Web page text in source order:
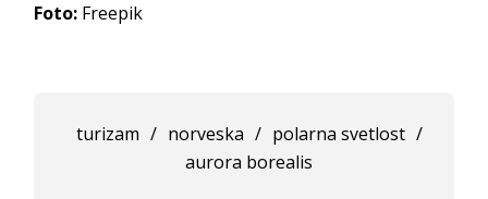
Foto: Freepik
turizam / norveska / polarna svetlost /
aurora borealis